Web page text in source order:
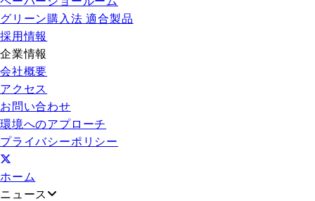
グリーン購入法 適合製品
採用情報
企業情報
会社概要
アクセス
お問い合わせ
環境へのアプローチ
プライバシーポリシー
ホーム
ニュース